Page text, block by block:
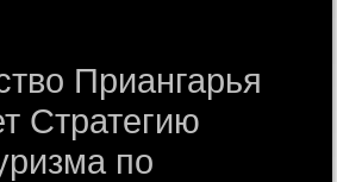
Приангарья
Стратегию
по